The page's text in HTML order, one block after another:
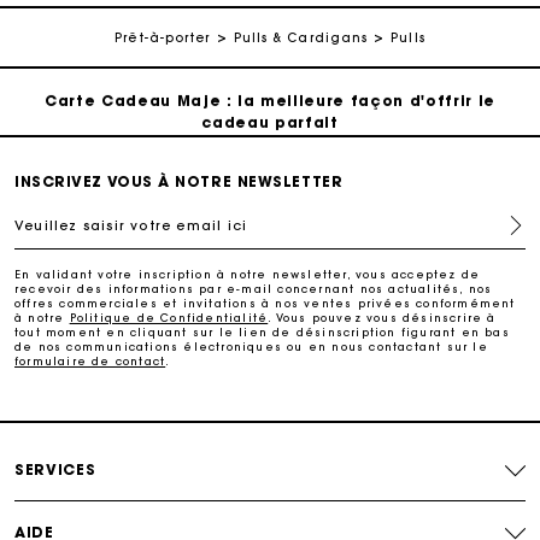
Prêt-à-porter Pulls & Cardigans Pulls
Suivi de commande
Carte Cadeau Maje : la meilleure façon d'offrir le
cadeau parfait
Livraison à domicile offerte sous 2 à 3 jours ouvrés.
Echanges & Retours offerts
INSCRIVEZ VOUS À NOTRE NEWSLETTER
Veuillez saisir votre email ici
En validant votre inscription à notre newsletter, vous acceptez de
recevoir des informations par e-mail concernant nos actualités, nos
offres commerciales et invitations à nos ventes privées conformément
à notre
Politique de Confidentialité
. Vous pouvez vous désinscrire à
tout moment en cliquant sur le lien de désinscription figurant en bas
de nos communications électroniques ou en nous contactant sur le
formulaire de contact
SERVICES
AIDE